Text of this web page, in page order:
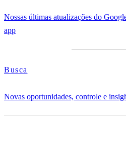
Nossas últimas atualizações do
app
Busca
Novas oportunidades, controle e